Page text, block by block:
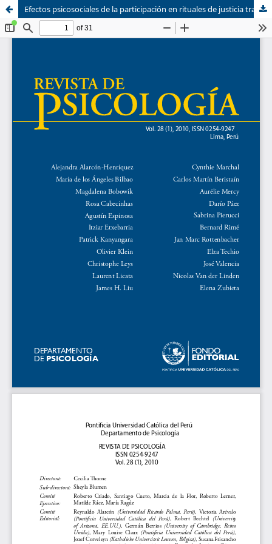
Efectos psicosociales de la participación en rituales de justicia transicional